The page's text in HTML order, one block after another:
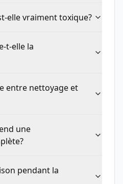
elle vraiment toxique?
t-elle la
entre nettoyage et
une
pendant la